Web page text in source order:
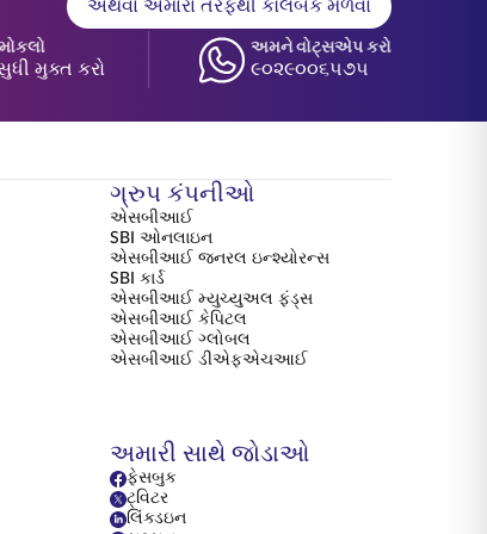
અથવા અમારા તરફથી કૉલબેક મેળવો
મુક્ત કરો
અમને વોટ્સએપ કરો
૯૦૨૯૦૦૬૫૭૫
ગ્રુપ કંપનીઓ
એસબીઆઈ
SBI ઓનલાઇન
એસબીઆઈ જનરલ ઇન્શ્યોરન્સ
SBI કાર્ડ
એસબીઆઈ મ્યુચ્યુઅલ ફંડ્સ
એસબીઆઈ કેપિટલ
એસબીઆઈ ગ્લોબલ
એસબીઆઈ ડીએફએચઆઈ
અમારી સાથે જોડાઓ
ફેસબુક
ટ્વિટર
લિંક્ડઇન